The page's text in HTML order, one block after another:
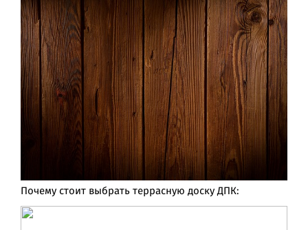
Почему стоит выбрать террасную доску ДПК: